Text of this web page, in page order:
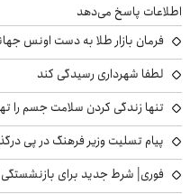
اطلاعات پاسخ می‌دهد
فرمان بازار طلا به دست اونس
لطفا شهرداری رسیدگی کند
تنها زندگی کردن سلامت جسم را
پیام تسلیت وزیر فرهنگ در پی
فوری| شرط جدید برای بازنشستگی